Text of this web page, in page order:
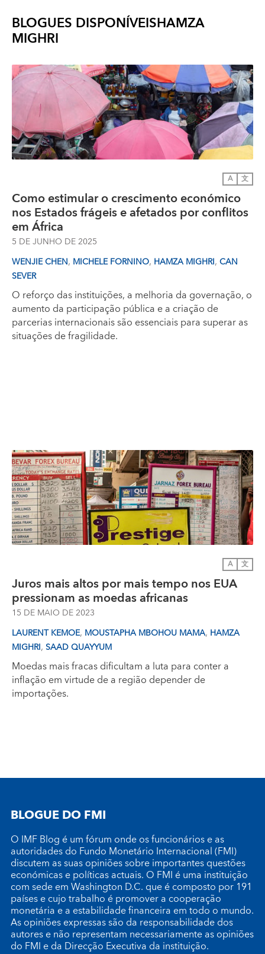
BLOGUES DISPONÍVEISHAMZA
MIGHRI
A 文
Como estimular o crescimento económico
nos Estados frágeis e afetados por conflitos
em África
5 DE JUNHO DE 2025
WENJIE CHEN, MICHELE FORNINO, HAMZA MIGHRI, CAN
SEVER
O reforço das instituições, a melhoria da governação, o
aumento da participação pública e a criação de
parcerias internacionais são essenciais para superar as
situações de fragilidade.
A 文
Juros mais altos por mais tempo nos EUA
pressionam as moedas africanas
15 DE MAIO DE 2023
LAURENT KEMOE, MOUSTAPHA MBOHOU MAMA, HAMZA
MIGHRI, SAAD QUAYYUM
Moedas mais fracas dificultam a luta para conter a
inflação em virtude de a região depender de
importações.
BLOGUE DO FMI
O IMF Blog é um fórum onde os funcionários e as
autoridades do Fundo Monetário Internacional (FMI)
discutem as suas opiniões sobre importantes questões
económicas e políticas actuais. O FMI é uma instituição
com sede em Washington D.C. que é composto por 191
países e cujo trabalho é promover a cooperação
monetária e a estabilidade financeira em todo o mundo.
As opiniões expressas são da responsabilidade dos
autores e não representam necessariamente as opiniões
do FMI e da Direcção Executiva da instituição.